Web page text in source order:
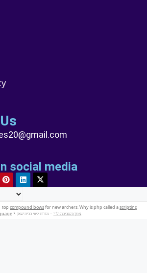
social media
top compound bowsfor new archers. Why is php called ascripting
?. צפון והסביבה ולרי– נערות ליווי בבית שאן.